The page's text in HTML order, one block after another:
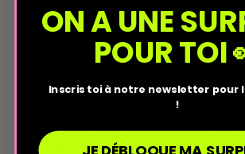
finitions. Le verre utilisé est épais et
garantissant une excellente durabilité
une filtration efficace de la fumée.
une bonne stabilité et une prise en
Formes originales, lignes affirmées,
soignés : chaque bong affiche un style
ON A UNE
POUR TOI
Inscris toi à notre newsletter pour
!